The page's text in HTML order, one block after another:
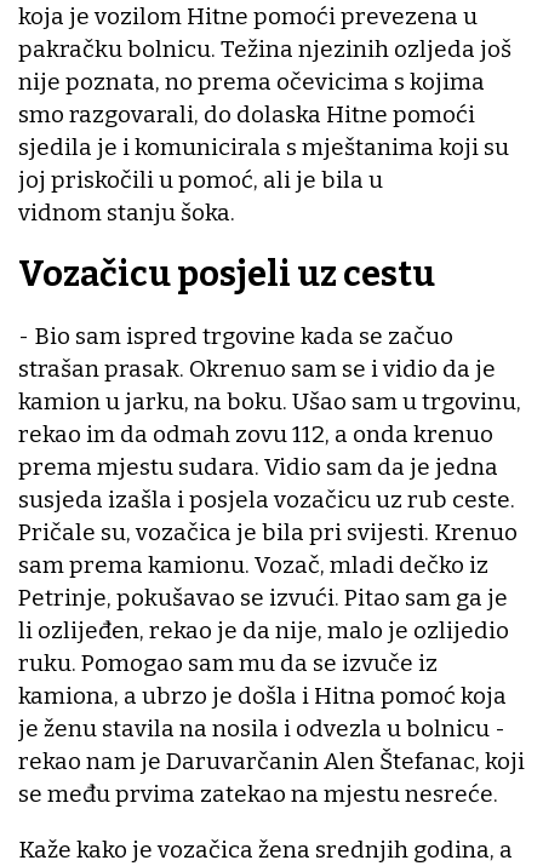
koja je vozilom Hitne pomoći prevezena u
pakračku bolnicu. Težina njezinih ozljeda još
nije poznata, no prema očevicima s kojima
smo razgovarali, do dolaska Hitne pomoći
sjedila je i komunicirala s mještanima koji su
joj priskočili u pomoć, ali je bila u
vidnom stanju šoka.
Vozačicu posjeli uz cestu
- Bio sam ispred trgovine kada se začuo
strašan prasak. Okrenuo sam se i vidio da je
kamion u jarku, na boku. Ušao sam u trgovinu,
rekao im da odmah zovu 112, a onda krenuo
prema mjestu sudara. Vidio sam da je jedna
susjeda izašla i posjela vozačicu uz rub ceste.
Pričale su, vozačica je bila pri svijesti. Krenuo
sam prema kamionu. Vozač, mladi dečko iz
Petrinje, pokušavao se izvući. Pitao sam ga je
li ozlijeđen, rekao je da nije, malo je ozlijedio
ruku. Pomogao sam mu da se izvuče iz
kamiona, a ubrzo je došla i Hitna pomoć koja
je ženu stavila na nosila i odvezla u bolnicu -
rekao nam je Daruvarčanin Alen Štefanac, koji
se među prvima zatekao na mjestu nesreće.
Kaže kako je vozačica žena srednjih godina, a